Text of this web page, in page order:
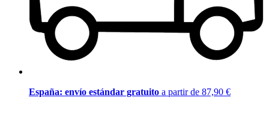
España: envío estándar gratuito a partir de 87,90 €